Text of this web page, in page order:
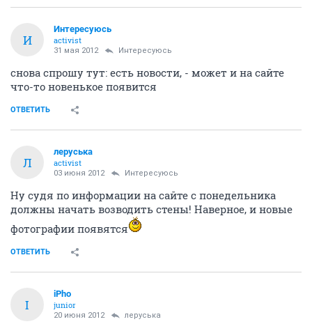
И
Интересуюсь
activist
31 мая 2012 Интересуюсь
снова спрошу тут: есть новости, - может и на сайте
что-то новенькое появится
ОТВЕТИТЬ
Л
леруська
activist
03 июня 2012 Интересуюсь
Ну судя по информации на сайте с понедельника
должны начать возводить стены! Наверное, и новые
фотографии появятся
ОТВЕТИТЬ
I
iPho
junior
20 июня 2012 леруська